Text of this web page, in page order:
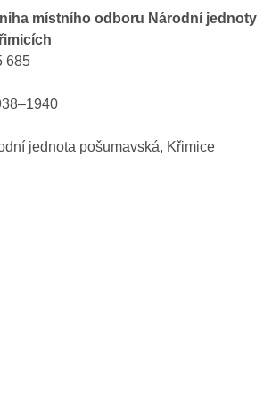
místního odboru Národní jednoty
685
jednota pošumavská, Křimice